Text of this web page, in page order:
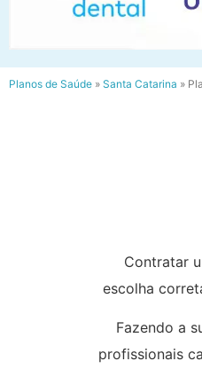
Planos de Saúde » Santa Catarina »
Contratar
escolha
Fazendo a
profissionais